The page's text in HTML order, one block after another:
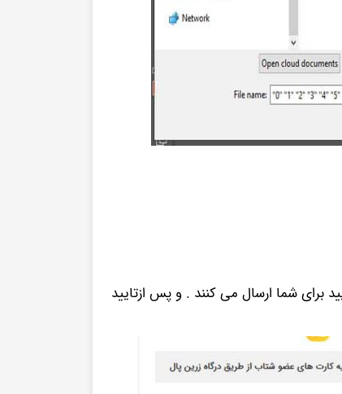
برای شما ارسال می کنند . و پس ازتایید